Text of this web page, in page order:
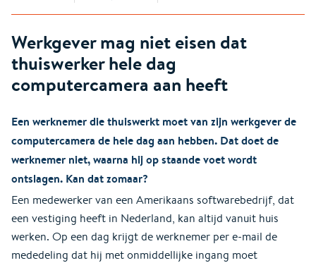
Werkgever mag niet eisen dat
thuiswerker hele dag
computercamera aan heeft
Een werknemer die thuiswerkt moet van zijn werkgever de
computercamera de hele dag aan hebben. Dat doet de
werknemer niet, waarna hij op staande voet wordt
ontslagen. Kan dat zomaar?
Een medewerker van een Amerikaans softwarebedrijf, dat
een vestiging heeft in Nederland, kan altijd vanuit huis
werken. Op een dag krijgt de werknemer per e-mail de
mededeling dat hij met onmiddellijke ingang moet